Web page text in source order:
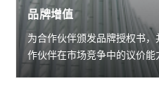
品牌增值
为合作伙伴颁发品牌授权书
作伙伴在市场竞争中的议价能